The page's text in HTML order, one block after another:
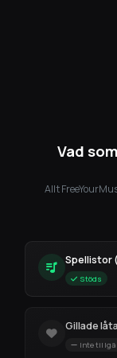
Vad
Allt
Spellistor
Stöds
Gillade
Inte